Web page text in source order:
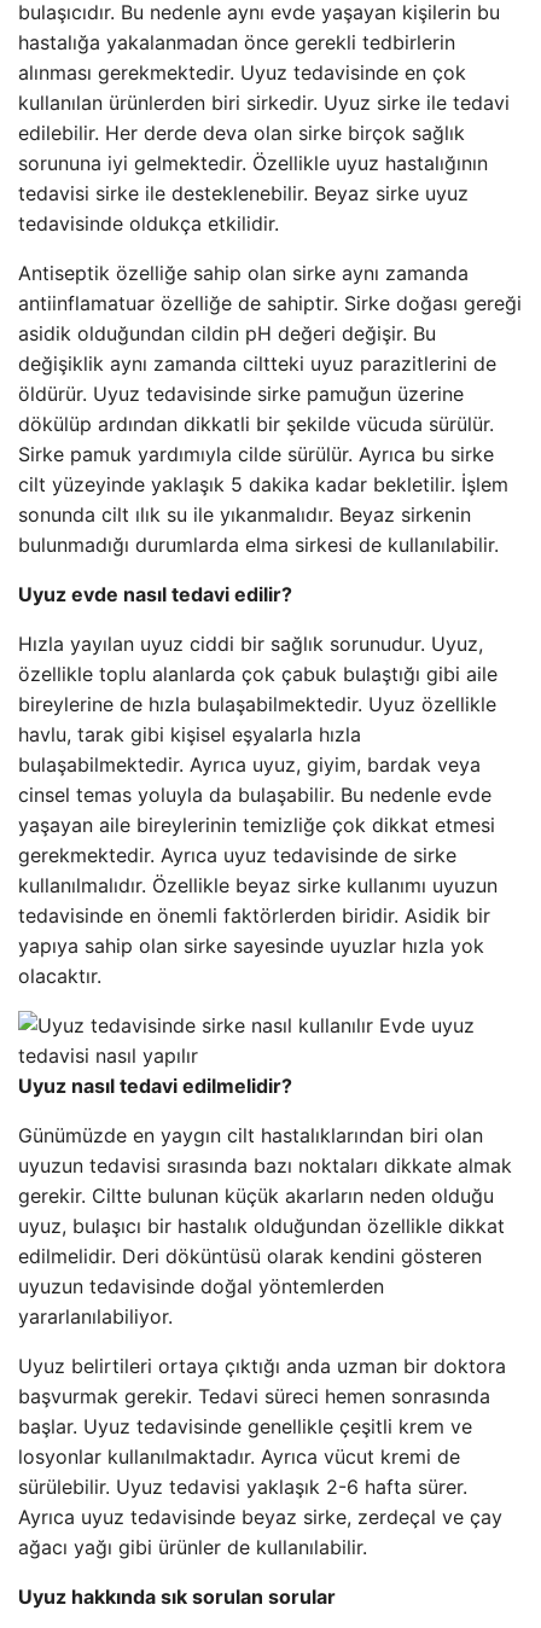
bulaşıcıdır. Bu nedenle aynı evde yaşayan kişilerin bu
hastalığa yakalanmadan önce gerekli tedbirlerin
alınması gerekmektedir. Uyuz tedavisinde en çok
kullanılan ürünlerden biri sirkedir. Uyuz sirke ile tedavi
edilebilir. Her derde deva olan sirke birçok sağlık
sorununa iyi gelmektedir. Özellikle uyuz hastalığının
tedavisi sirke ile desteklenebilir. Beyaz sirke uyuz
tedavisinde oldukça etkilidir.
Antiseptik özelliğe sahip olan sirke aynı zamanda
antiinflamatuar özelliğe de sahiptir. Sirke doğası gereği
asidik olduğundan cildin pH değeri değişir. Bu
değişiklik aynı zamanda ciltteki uyuz parazitlerini de
öldürür. Uyuz tedavisinde sirke pamuğun üzerine
dökülüp ardından dikkatli bir şekilde vücuda sürülür.
Sirke pamuk yardımıyla cilde sürülür. Ayrıca bu sirke
cilt yüzeyinde yaklaşık 5 dakika kadar bekletilir. İşlem
sonunda cilt ılık su ile yıkanmalıdır. Beyaz sirkenin
bulunmadığı durumlarda elma sirkesi de kullanılabilir.
Uyuz evde nasıl tedavi edilir?
Hızla yayılan uyuz ciddi bir sağlık sorunudur. Uyuz,
özellikle toplu alanlarda çok çabuk bulaştığı gibi aile
bireylerine de hızla bulaşabilmektedir. Uyuz özellikle
havlu, tarak gibi kişisel eşyalarla hızla
bulaşabilmektedir. Ayrıca uyuz, giyim, bardak veya
cinsel temas yoluyla da bulaşabilir. Bu nedenle evde
yaşayan aile bireylerinin temizliğe çok dikkat etmesi
gerekmektedir. Ayrıca uyuz tedavisinde de sirke
kullanılmalıdır. Özellikle beyaz sirke kullanımı uyuzun
tedavisinde en önemli faktörlerden biridir. Asidik bir
yapıya sahip olan sirke sayesinde uyuzlar hızla yok
olacaktır.
Uyuz nasıl tedavi edilmelidir?
Günümüzde en yaygın cilt hastalıklarından biri olan
uyuzun tedavisi sırasında bazı noktaları dikkate almak
gerekir. Ciltte bulunan küçük akarların neden olduğu
uyuz, bulaşıcı bir hastalık olduğundan özellikle dikkat
edilmelidir. Deri döküntüsü olarak kendini gösteren
uyuzun tedavisinde doğal yöntemlerden
yararlanılabiliyor.
Uyuz belirtileri ortaya çıktığı anda uzman bir doktora
başvurmak gerekir. Tedavi süreci hemen sonrasında
başlar. Uyuz tedavisinde genellikle çeşitli krem ​​ve
losyonlar kullanılmaktadır. Ayrıca vücut kremi de
sürülebilir. Uyuz tedavisi yaklaşık 2-6 hafta sürer.
Ayrıca uyuz tedavisinde beyaz sirke, zerdeçal ve çay
ağacı yağı gibi ürünler de kullanılabilir.
Uyuz hakkında sık sorulan sorular